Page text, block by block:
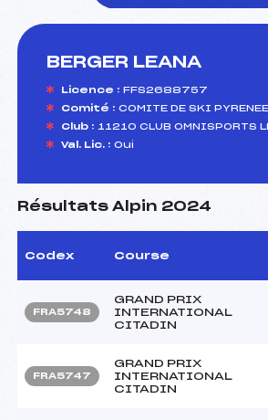
BERGER LEANA
Licence : FFS2688757
Comité : COMITE DE SKI
Club : 11210 CLUB OMNISPORTS
Val. Lic. : Oui
Résultats Alpin 2024
Codex Course
FRA5748
GRAND PRIX
INTERNATIONAL
CITADIN
FRA5747
GRAND PRIX
INTERNATIONAL
CITADIN